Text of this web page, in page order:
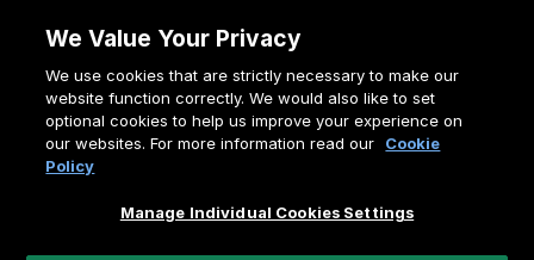
Inhalt
springenPfadnavigation
Home
Wissenscenter
Wie benutzerfreundlich ist ein Kamin?
We Value Your Privacy
We use cookies that are strictly necessary to make our
website function correctly. We would also like to set
optional cookies to help us improve your experience on
our websites. For more information read our
Cookie
Policy
Manage Individual Cookies Settings